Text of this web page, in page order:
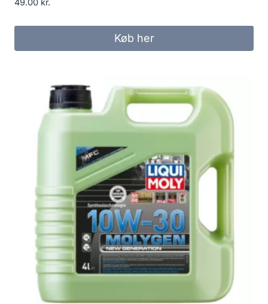
49.00 kr.
Køb her